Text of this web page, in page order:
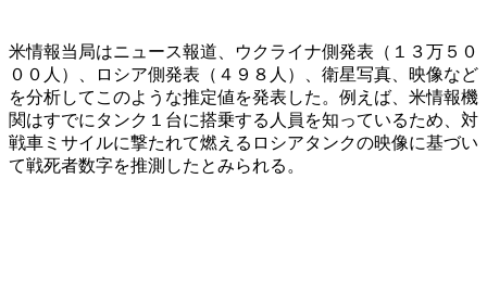
米情報当局はニュース報道、ウクライナ側発表（１３万５０
００人）、ロシア側発表（４９８人）、衛星写真、映像など
を分析してこのような推定値を発表した。例えば、米情報機
関はすでにタンク１台に搭乗する人員を知っているため、対
戦車ミサイルに撃たれて燃えるロシアタンクの映像に基づい
て戦死者数字を推測したとみられる。